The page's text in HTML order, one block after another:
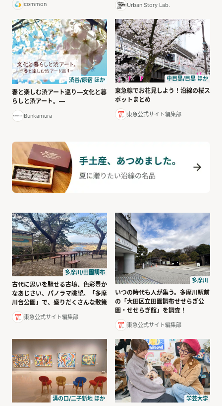
common Urban Story Lab.
渋谷/原宿 ほか
春と楽しむ渋アート巡り―文化と暮
らしと渋アート。―
Bunkamura
中目黒/目黒 ほか
東急線でお花見しよう！沿線の桜ス
ポットまとめ
東急公式サイト編集部
多摩川/田園調布
古代に思いを馳せる古墳、色彩豊か
なあじさい、パノラマ眺望。「多摩
川台公園」で、盛りだくさんな散策
東急公式サイト編集部
多摩川
いつの時代も人が集う。多摩川駅前
の「大田区立田園調布せせらぎ公
園・せせらぎ館」を調査！
東急公式サイト編集部
溝の口/二子新地 ほか 学芸大学